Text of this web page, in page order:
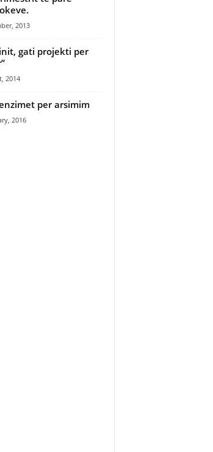
2013
gati projekti per
2014
per arsimim
2016